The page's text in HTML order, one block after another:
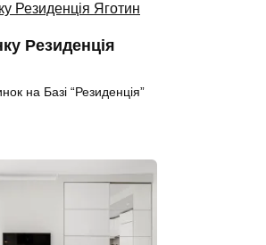
Резиденція
на Базі “Резиденція”